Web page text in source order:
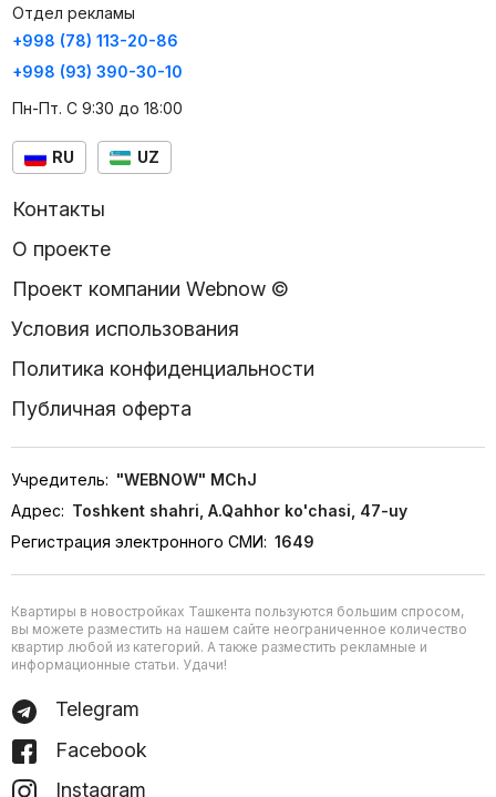
Отдел рекламы
+998 (78) 113-20-86
+998 (93) 390-30-10
Пн-Пт. С 9:30 до 18:00
RU UZ
Контакты
О проекте
Проект компании Webnow ©
Условия использования
Политика конфиденциальности
Публичная оферта
Учредитель: "WEBNOW" MChJ
Адрес: Toshkent shahri, A.Qahhor ko'chasi, 47-uy
Регистрация электронного СМИ: 1649
Квартиры в новостройках Ташкента пользуются большим спросом,
вы можете разместить на нашем сайте неограниченное количество
квартир любой из категорий. А также разместить рекламные и
информационные статьи. Удачи!
Telegram
Facebook
Instagram